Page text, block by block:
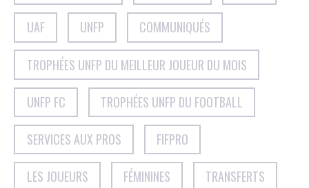
UAF UNFP COMMUNIQUÉS
TROPHÉES UNFP DU MEILLEUR JOUEUR DU MOIS
UNFP FC TROPHÉES UNFP DU FOOTBALL
SERVICES AUX PROS FIFPRO
LES JOUEURS FÉMININES TRANSFERTS